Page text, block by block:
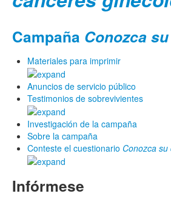
Campaña Conozca
Materiales para imprimir
Anuncios de servicio público
Testimonios de sobrevivientes
Investigación de la campaña
Sobre la campaña
Conteste el cuestionario Conozca su
Infórmese